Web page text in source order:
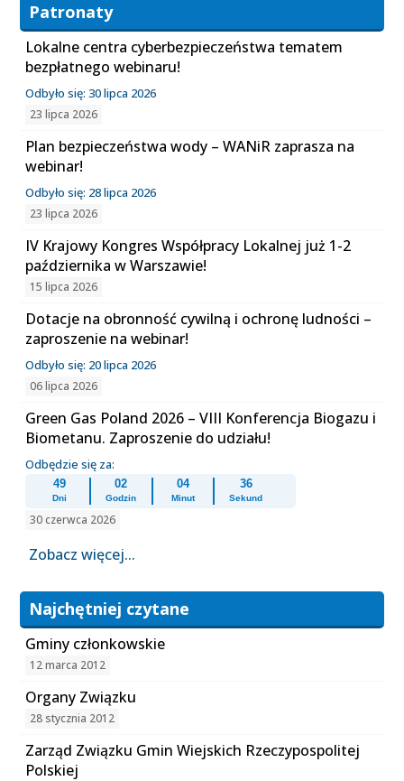
Patronaty
Lokalne centra cyberbezpieczeństwa tematem
bezpłatnego webinaru!
Odbyło się: 30 lipca 2026
23 lipca 2026
Plan bezpieczeństwa wody – WANiR zaprasza na
webinar!
Odbyło się: 28 lipca 2026
23 lipca 2026
IV Krajowy Kongres Współpracy Lokalnej już 1-2
października w Warszawie!
15 lipca 2026
Dotacje na obronność cywilną i ochronę ludności –
zaproszenie na webinar!
Odbyło się: 20 lipca 2026
06 lipca 2026
Green Gas Poland 2026 – VIII Konferencja Biogazu i
Biometanu. Zaproszenie do udziału!
Odbędzie się za:
49
Dni
02
Godzin
04
Minut
35
Sekund
30 czerwca 2026
Zobacz więcej...
Najchętniej czytane
Gminy członkowskie
12 marca 2012
Organy Związku
28 stycznia 2012
Zarząd Związku Gmin Wiejskich Rzeczypospolitej
Polskiej